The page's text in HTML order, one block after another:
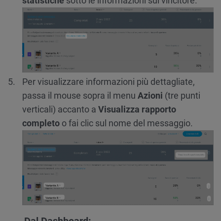
Per visualizzare informazioni più dettagliate,
passa il mouse sopra il menu Azioni (tre punti
verticali) accanto a Visualizza rapporto
completo o fai clic sul nome del messaggio.